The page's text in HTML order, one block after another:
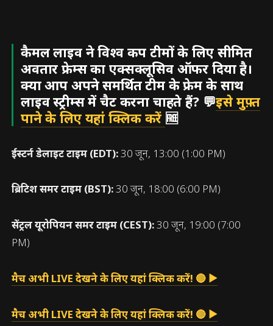
कैमल लाइव ने विश्व कप टीमों के लिए सीमित
अवतार फ्रेम्स का एक्सक्लूसिव ऑफर दिया है।
क्या आप अपने समर्थित टीम के फ्रेम के साथ
लाइव स्ट्रीम्स में चैट करना चाहते हैं? 💬इसे मुफ़्त
पाने के लिए यहां क्लिक करें 🆓
ईस्टर्न डेलाइट टाइम (EDT):30 जून, 13:00 (1:00 PM)
ब्रिटिश समर टाइम (BST):30 जून, 18:00 (6:00 PM)
सेंट्रल यूरोपियन समर टाइम (CEST):30 जून, 19:00 (7:00
PM)
मैच अभी LIVE देखने के लिए यहां क्लिक करें! 🔴 ▶
मैच अभी LIVE देखने के लिए यहां क्लिक करें! 🔴 ▶